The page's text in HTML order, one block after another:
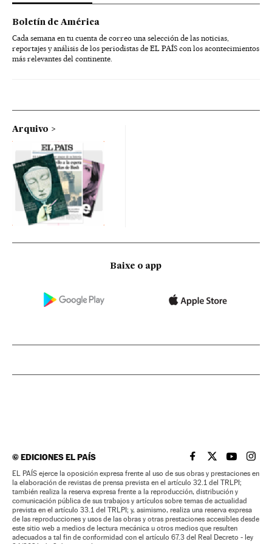
Boletín de América
Cada semana en tu cuenta de correo una selección de las noticias,
reportajes y análisis de los periodistas de EL PAÍS con los acontecimientos
más relevantes del continente.
Arquivo
Baixe o app
©EDICIONES EL PAÍS EL PAÍS BRASIL EN
EL PAÍSEL PAÍS
EL
EL PAÍS ejerce la oposición expresa frente al uso de sus obras y prestaciones en
la elaboración de revistas de prensa prevista en el artículo 32.1 del TRLPI;
también realiza la reserva expresa frente a la reproducción, distribución y
comunicación pública de sus trabajos y artículos sobre temas de actualidad
prevista en el artículo 33.1 del TRLPI; y, asimismo, realiza una reserva expresa
de las reproducciones y usos de las obras y otras prestaciones accesibles desde
este sitio web a medios de lectura mecánica u otros medios que resulten
adecuados a tal fin de conformidad con el artículo 67.3 del Real Decreto - ley